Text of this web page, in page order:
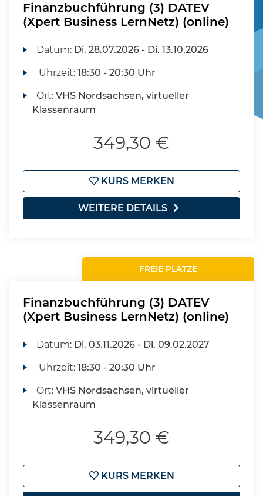
Finanzbuchführung (3) DATEV
(Xpert Business LernNetz) (online)
Datum: Di. 28.07.2026 - Di. 13.10.2026
Uhrzeit:18:30 - 20:30 Uhr
Ort:VHS Nordsachsen, virtueller
Klassenraum
349,30 €
KURS MERKEN
WEITERE DETAILS
FREIE PLÄTZE
Finanzbuchführung (3) DATEV
(Xpert Business LernNetz) (online)
Datum: Di. 03.11.2026 - Di. 09.02.2027
Uhrzeit:18:30 - 20:30 Uhr
Ort:VHS Nordsachsen, virtueller
Klassenraum
349,30 €
KURS MERKEN